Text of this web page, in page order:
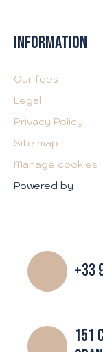
INFORMATION
Our fees
Legal
Privacy Policy
Site map
Manage cookies
Powered by
+33
151